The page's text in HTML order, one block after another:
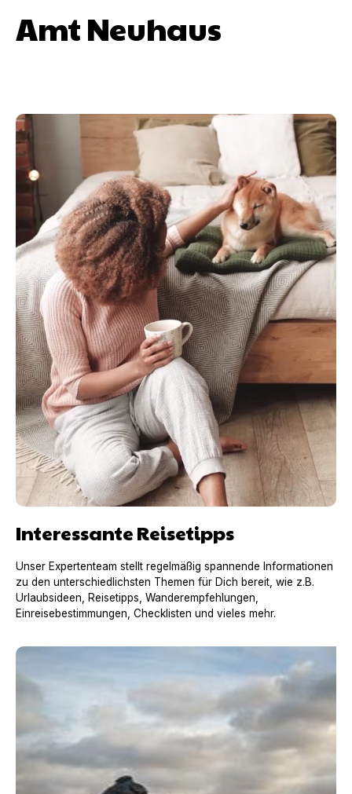
Amt Neuhaus
Interessante Reisetipps
Unser Expertenteam stellt regelmäßig spannende Informationen
zu den unterschiedlichsten Themen für Dich bereit, wie z.B.
Urlaubsideen, Reisetipps, Wanderempfehlungen,
Einreisebestimmungen, Checklisten und vieles mehr.
Urlaub mit Hund in Frankreich